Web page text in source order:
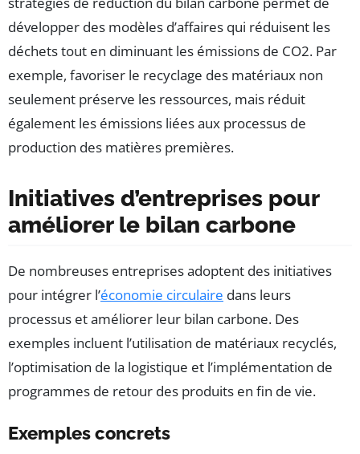
développer des modèles d’affaires qui réduisent les
déchets tout en diminuant les émissions de CO2. Par
exemple, favoriser le recyclage des matériaux non
seulement préserve les ressources, mais réduit
également les émissions liées aux processus de
production des matières premières.
Initiatives d’entreprises pour
améliorer le bilan carbone
De nombreuses entreprises adoptent des initiatives
pour intégrer l’économie circulaire dans leurs
processus et améliorer leur bilan carbone. Des
exemples incluent l’utilisation de matériaux recyclés,
l’optimisation de la logistique et l’implémentation de
programmes de retour des produits en fin de vie.
Exemples concrets